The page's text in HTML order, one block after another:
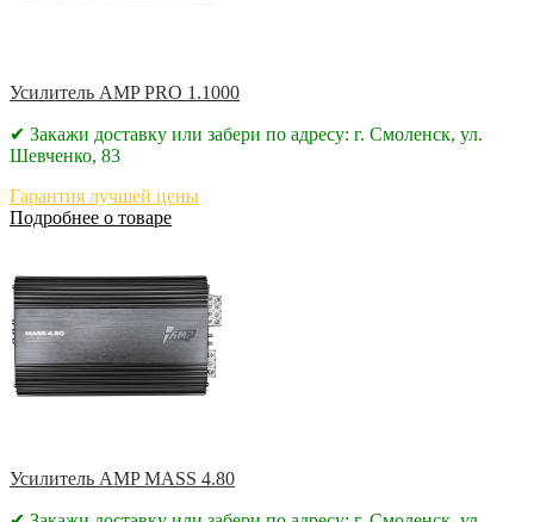
Усилитель AMP PRO 1.1000
✔ Закажи доставку или забери по адресу: г. Смоленск, ул.
Шевченко, 83
Гарантия лучшей цены
Подробнее о товаре
Усилитель AMP MASS 4.80